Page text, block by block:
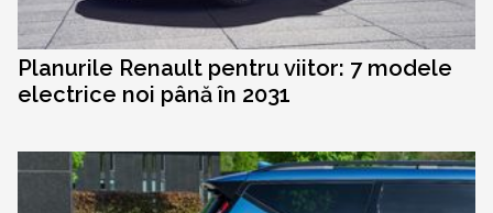
Planurile Renault pentru viitor: 7 modele
electrice noi până în 2031